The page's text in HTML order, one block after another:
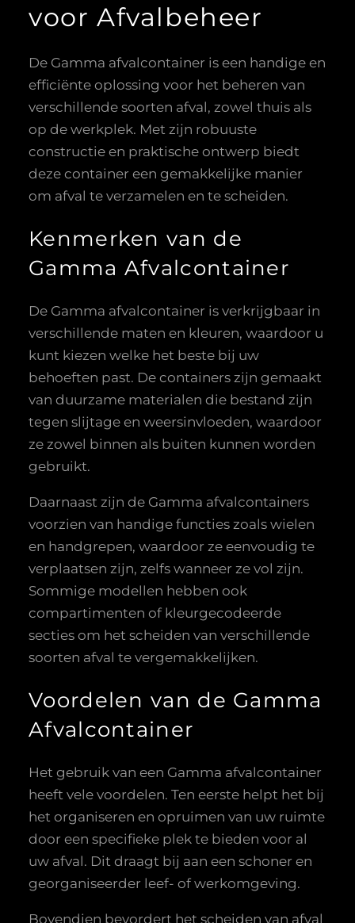
voor Afvalbeheer
De Gamma afvalcontainer is een handige en
efficiënte oplossing voor het beheren van
verschillende soorten afval, zowel thuis als
op de werkplek. Met zijn robuuste
constructie en praktische ontwerp biedt
deze container een gemakkelijke manier
om afval te verzamelen en te scheiden.
Kenmerken van de
Gamma Afvalcontainer
De Gamma afvalcontainer is verkrijgbaar in
verschillende maten en kleuren, waardoor u
kunt kiezen welke het beste bij uw
behoeften past. De containers zijn gemaakt
van duurzame materialen die bestand zijn
tegen slijtage en weersinvloeden, waardoor
ze zowel binnen als buiten kunnen worden
gebruikt.
Daarnaast zijn de Gamma afvalcontainers
voorzien van handige functies zoals wielen
en handgrepen, waardoor ze eenvoudig te
verplaatsen zijn, zelfs wanneer ze vol zijn.
Sommige modellen hebben ook
compartimenten of kleurgecodeerde
secties om het scheiden van verschillende
soorten afval te vergemakkelijken.
Voordelen van de Gamma
Afvalcontainer
Het gebruik van een Gamma afvalcontainer
heeft vele voordelen. Ten eerste helpt het bij
het organiseren en opruimen van uw ruimte
door een specifieke plek te bieden voor al
uw afval. Dit draagt bij aan een schoner en
georganiseerder leef- of werkomgeving.
Bovendien bevordert het scheiden van afval